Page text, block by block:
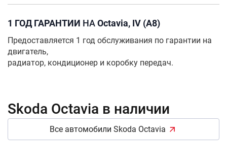
1 ГОД ГАРАНТИИ НАOctavia, IV (A8)
Предоставляется 1 год обслуживания по гарантии на
двигатель,
радиатор, кондиционер и коробку передач.
Skoda Octavia в наличии
Все автомобили Skoda Octavia